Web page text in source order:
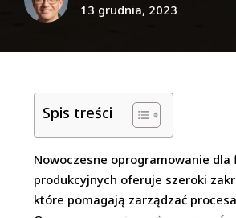
13 grudnia, 2023
Spis treści
Nowoczesne oprogramowanie dla
produkcyjnych oferuje szeroki
które pomagają zarządzać